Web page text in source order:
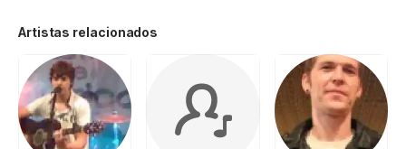
Artistas relacionados